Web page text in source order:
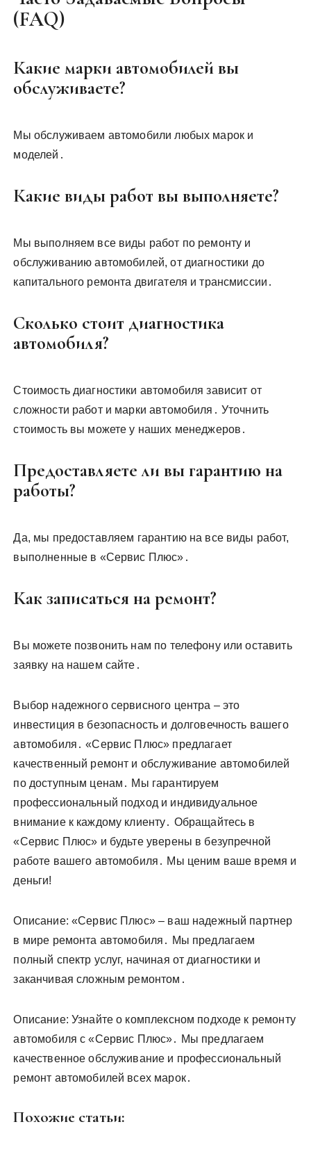
(FAQ)
Какие марки автомобилей вы
обслуживаете?
Мы обслуживаем автомобили любых марок и
моделей․
Какие виды работ вы выполняете?
Мы выполняем все виды работ по ремонту и
обслуживанию автомобилей, от диагностики до
капитального ремонта двигателя и трансмиссии․
Сколько стоит диагностика
автомобиля?
Стоимость диагностики автомобиля зависит от
сложности работ и марки автомобиля․ Уточнить
стоимость вы можете у наших менеджеров․
Предоставляете ли вы гарантию на
работы?
Да, мы предоставляем гарантию на все виды работ,
выполненные в «Сервис Плюс»․
Как записаться на ремонт?
Вы можете позвонить нам по телефону или оставить
заявку на нашем сайте․
Выбор надежного сервисного центра – это
инвестиция в безопасность и долговечность вашего
автомобиля․ «Сервис Плюс» предлагает
качественный ремонт и обслуживание автомобилей
по доступным ценам․ Мы гарантируем
профессиональный подход и индивидуальное
внимание к каждому клиенту․ Обращайтесь в
«Сервис Плюс» и будьте уверены в безупречной
работе вашего автомобиля․ Мы ценим ваше время и
деньги!
Описание: «Сервис Плюс» – ваш надежный партнер
в мире ремонта автомобиля․ Мы предлагаем
полный спектр услуг, начиная от диагностики и
заканчивая сложным ремонтом․
Описание: Узнайте о комплексном подходе к ремонту
автомобиля с «Сервис Плюс»․ Мы предлагаем
качественное обслуживание и профессиональный
ремонт автомобилей всех марок․
Похожие статьи: